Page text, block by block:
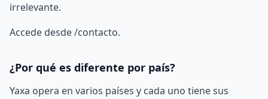
irrelevante.
Accede desde/contacto.
¿Por qué es diferente por país?
Yaxa opera en varios países y cada uno tiene sus